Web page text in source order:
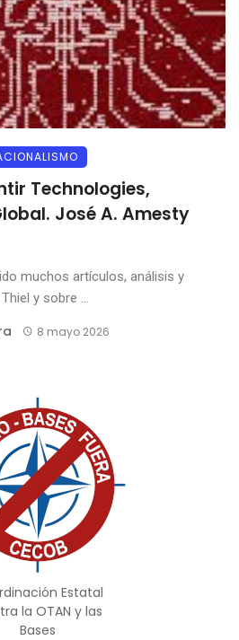
Technologies,
José A. Amesty
muchos artículos, análisis y
y sobre ...
8 mayo 2026
Estatal
la OTAN y las
Bases